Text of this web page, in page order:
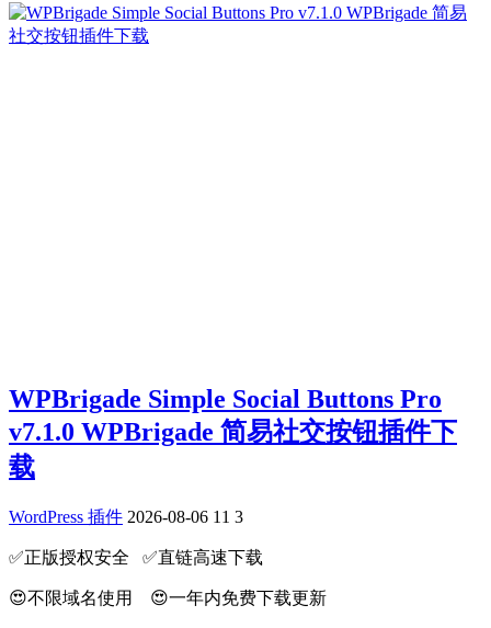
WPBrigade Simple Social Buttons Pro
v7.1.0 WPBrigade 简易社交按钮插件下
载
WordPress 插件 2026-08-06 11 3
✅️正版授权安全 ✅️直链高速下载
😍不限域名使用 😍一年内免费下载更新